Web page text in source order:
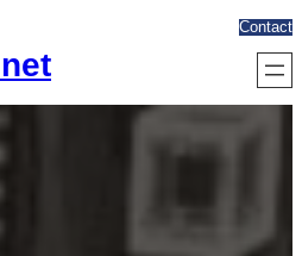
Contact